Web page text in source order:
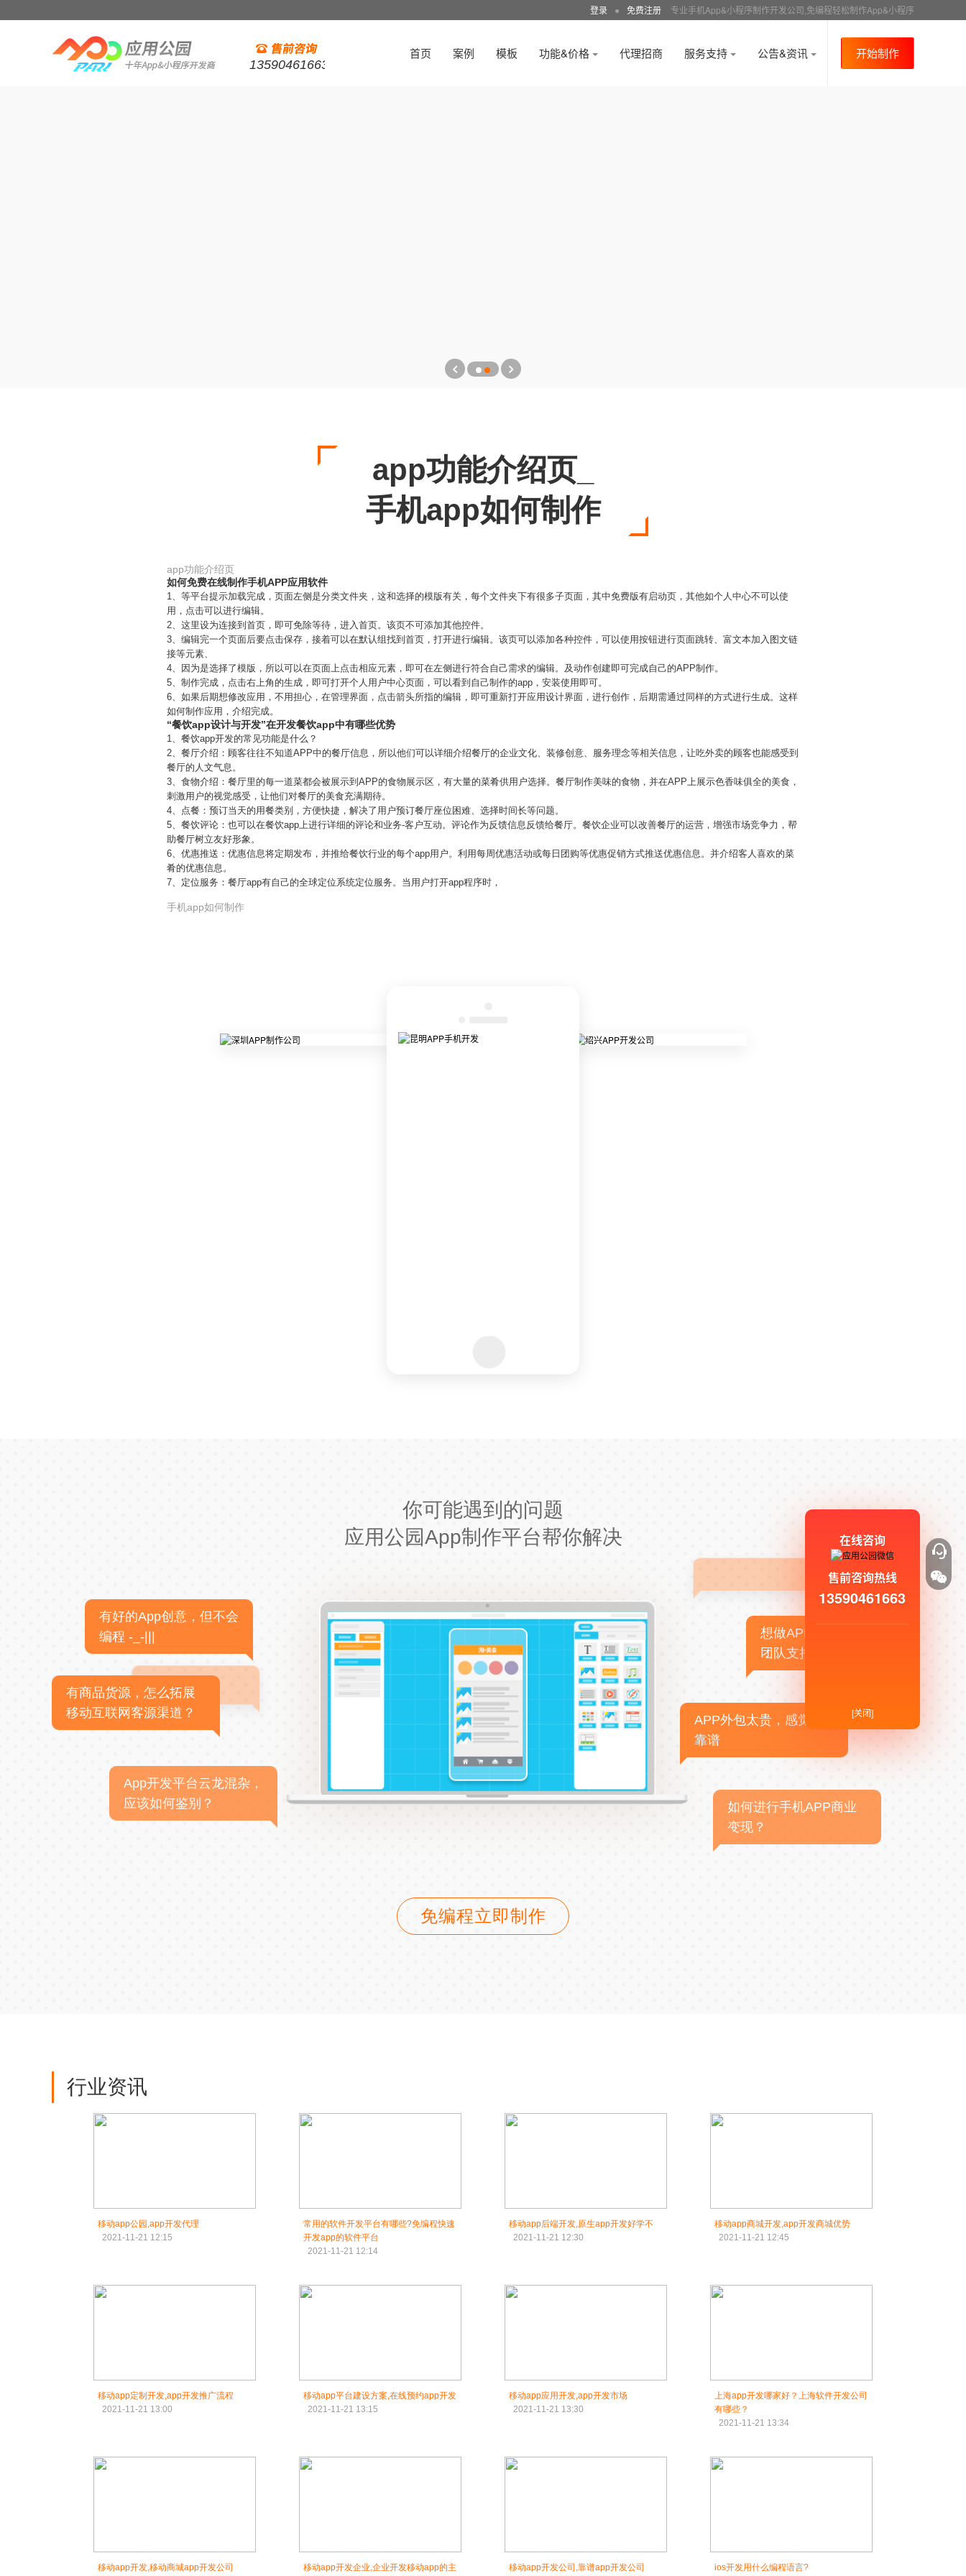
登录 ● 免费注册 专业手机App&小程序制作开发公司,免编程轻松制作App&小程序
13590461663
首页 案例 模板 功能&价格 代理招商 服务支持 公告&资讯 开始制作
app功能介绍页_
手机app如何制作
app功能介绍页
如何免费在线制作手机APP应用软件
1、等平台提示加载完成，页面左侧是分类文件夹，这和选择的模版有关，每个文件夹下有很多子页面，其中免费版有启动页，其他如个人中心不可以使
用，点击可以进行编辑。
2、这里设为连接到首页，即可免除等待，进入首页。该页不可添加其他控件。
3、编辑完一个页面后要点击保存，接着可以在默认组找到首页，打开进行编辑。该页可以添加各种控件，可以使用按钮进行页面跳转、富文本加入图文链
接等元素、
4、因为是选择了模版，所以可以在页面上点击相应元素，即可在左侧进行符合自己需求的编辑。及动作创建即可完成自己的APP制作。
5、制作完成，点击右上角的生成，即可打开个人用户中心页面，可以看到自己制作的app，安装使用即可。
6、如果后期想修改应用，不用担心，在管理界面，点击箭头所指的编辑，即可重新打开应用设计界面，进行创作，后期需通过同样的方式进行生成。这样
如何制作应用，介绍完成。
“餐饮app设计与开发”在开发餐饮app中有哪些优势
1、餐饮app开发的常见功能是什么？
2、餐厅介绍：顾客往往不知道APP中的餐厅信息，所以他们可以详细介绍餐厅的企业文化、装修创意、服务理念等相关信息，让吃外卖的顾客也能感受到
餐厅的人文气息。
3、食物介绍：餐厅里的每一道菜都会被展示到APP的食物展示区，有大量的菜肴供用户选择。餐厅制作美味的食物，并在APP上展示色香味俱全的美食，
刺激用户的视觉感受，让他们对餐厅的美食充满期待。
4、点餐：预订当天的用餐类别，方便快捷，解决了用户预订餐厅座位困难、选择时间长等问题。
5、餐饮评论：也可以在餐饮app上进行详细的评论和业务-客户互动。评论作为反馈信息反馈给餐厅。餐饮企业可以改善餐厅的运营，增强市场竞争力，帮
助餐厅树立友好形象。
6、优惠推送：优惠信息将定期发布，并推给餐饮行业的每个app用户。利用每周优惠活动或每日团购等优惠促销方式推送优惠信息。并介绍客人喜欢的菜
肴的优惠信息。
7、定位服务：餐厅app有自己的全球定位系统定位服务。当用户打开app程序时，
手机app如何制作
你可能遇到的问题
应用公园App制作平台帮你解决
有好的App创意，但不会
编程 -_-|||
有商品货源，怎么拓展
移动互联网客源渠道？
App开发平台云龙混杂，
应该如何鉴别？
想做APP，但没有技术
团队支持
APP外包太贵，感觉不
靠谱
如何进行手机APP商业
变现？
免编程立即制作
行业资讯
移动app公园,app开发代理
2021-11-21 12:15
常用的软件开发平台有哪些?免编程快速
开发app的软件平台
2021-11-21 12:14
移动app后端开发,原生app开发好学不
2021-11-21 12:30
移动app商城开发,app开发商城优势
2021-11-21 12:45
移动app定制开发,app开发推广流程
2021-11-21 13:00
移动app平台建设方案,在线预约app开发
2021-11-21 13:15
移动app应用开发,app开发市场
2021-11-21 13:30
上海app开发哪家好？上海软件开发公司
有哪些？
2021-11-21 13:34
移动app开发,移动商城app开发公司 移动app开发企业,企业开发移动app的主 移动app开发公司,靠谱app开发公司 ios开发用什么编程语言?
在线咨询
售前咨询热线
13590461663
[关闭]